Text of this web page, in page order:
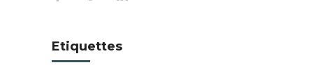
Etiquettes